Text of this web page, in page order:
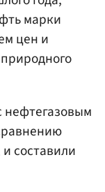
марки
цен и
нефтегазовым
составили